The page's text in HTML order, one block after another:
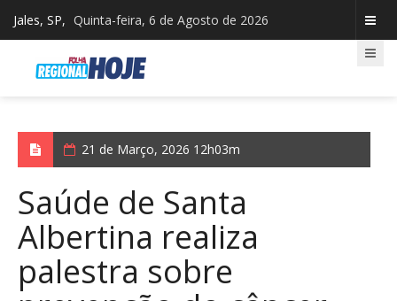
Jales, SP, Quinta-feira, 6 de Agosto de 2026
21 de Março, 2026 12h03m
Saúde de Santa
Albertina realiza
palestra sobre